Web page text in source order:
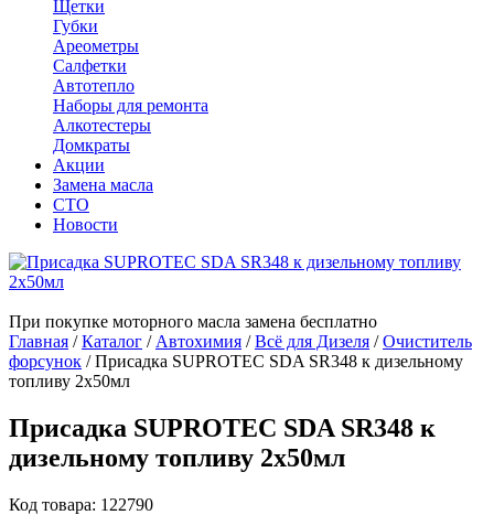
Щетки
Губки
Ареометры
Салфетки
Автотепло
Наборы для ремонта
Алкотестеры
Домкраты
Акции
Замена масла
СТО
Новости
При покупке моторного масла замена бесплатно
Главная /Каталог / Автохимия /Всё для Дизеля /Очиститель
форсунок /Присадка SUPROTEC SDA SR348 к дизельному
топливу 2х50мл
Присадка SUPROTEC SDA SR348 к
дизельному топливу 2х50мл
Код товара: 122790